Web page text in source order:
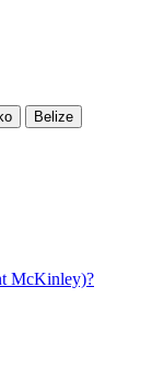
Belize
McKinley)?